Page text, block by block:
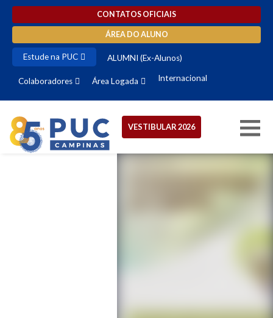
CONTATOS OFICIAIS
ÁREA DO ALUNO
Estude na PUC ALUMNI (Ex-Alunos)
Colaboradores Área Logada Internacional
VESTIBULAR 2026